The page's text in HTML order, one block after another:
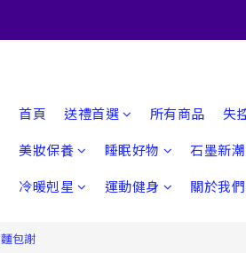
首頁 送禮首選 所有商品
失
美妝保養
睡眠好物
石墨新潮
冷暖剋星
運動健身 關於我們
麵包謝